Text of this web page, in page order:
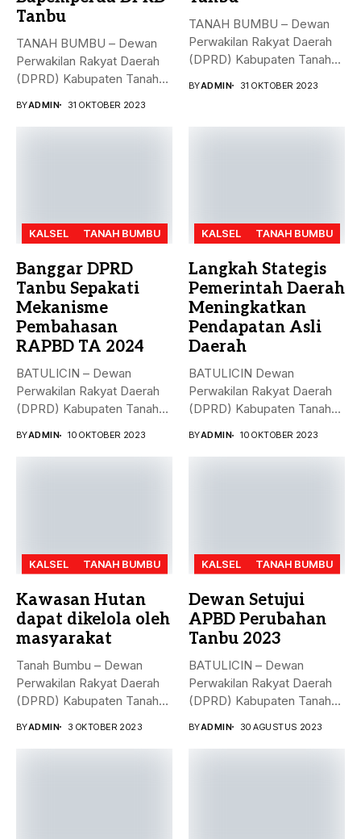
Tanbu
TANAH BUMBU – Dewan
Perwakilan Rakyat Daerah
(DPRD) Kabupaten Tanah
BYADMIN 31 OKTOBER 2023
TANAH BUMBU – Dewan
Perwakilan Rakyat Daerah
(DPRD) Kabupaten Tanah
BYADMIN 31 OKTOBER 2023
KALSEL TANAH BUMBU
Banggar DPRD
Tanbu Sepakati
Mekanisme
Pembahasan
RAPBD TA 2024
BATULICIN – Dewan
Perwakilan Rakyat Daerah
(DPRD) Kabupaten Tanah
BYADMIN 10 OKTOBER 2023
KALSEL TANAH BUMBU
Langkah Stategis
Pemerintah Daerah
Meningkatkan
Pendapatan Asli
Daerah
BATULICIN Dewan
Perwakilan Rakyat Daerah
(DPRD) Kabupaten Tanah
BYADMIN 10 OKTOBER 2023
KALSEL TANAH BUMBU
Kawasan Hutan
dapat dikelola oleh
masyarakat
Tanah Bumbu – Dewan
Perwakilan Rakyat Daerah
(DPRD) Kabupaten Tanah
BYADMIN 3 OKTOBER 2023
KALSEL TANAH BUMBU
Dewan Setujui
APBD Perubahan
Tanbu 2023
BATULICIN – Dewan
Perwakilan Rakyat Daerah
(DPRD) Kabupaten Tanah
BYADMIN 30 AGUSTUS 2023